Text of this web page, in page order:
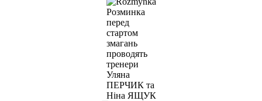
Розминка
перед
стартом
змагань
проводять
тренери
Уляна
ПЕРЧИК та
Ніна ЯЩУК